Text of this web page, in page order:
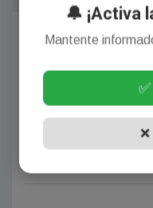
Comentarios
Se el
🔔 ¡Activa
Mantente